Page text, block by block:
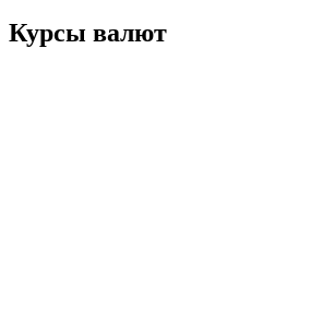
Курсы валют